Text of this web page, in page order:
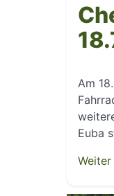
Am
Euba
Weiter